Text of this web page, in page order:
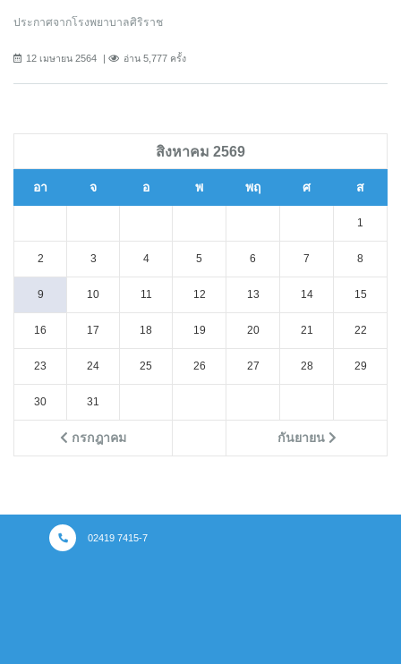
ประกาศจากโรงพยาบาลศิริราช
12 เมษายน 2564 อ่าน 5,777 ครั้ง
สิงหาคม 2569
อา จ อ พ พฤ ศ ส
กรกฎาคม กันยายน
1
2 3 4 5 6 7 8
9 10 11 12 13 14 15
16 17 18 19 20 21 22
23 24 25 26 27 28 29
30 31
02419 7415-7